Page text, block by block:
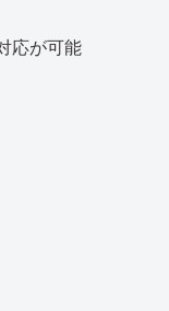
応が可能